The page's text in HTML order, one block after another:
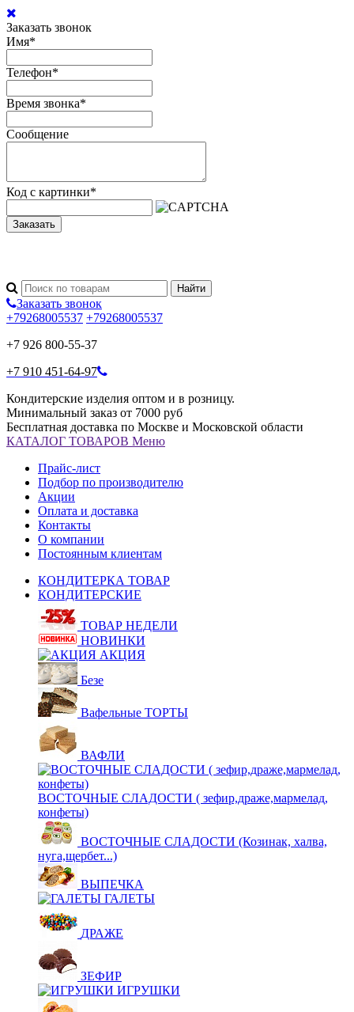
Заказать звонок
Имя*
Телефон*
Время звонка*
Сообщение
Код с картинки*
Заказать
Заказать звонок
+79268005537 +79268005537
+7 926 800-55-37
+7 910 451-64-97
Кондитерские изделия оптом и в розницу.
Минимальный заказ от 7000 руб
Бесплатная доставка по Москве и Московской области
КАТАЛОГ ТОВАРОВ Меню
Прайс-лист
Подбор по производителю
Акции
Оплата и доставка
Контакты
О компании
Постоянным клиентам
КОНДИТЕРКА ТОВАР
КОНДИТЕРСКИЕ
ТОВАР НЕДЕЛИ
НОВИНКИ
АКЦИЯ
Безе
Вафельные ТОРТЫ
ВАФЛИ
ВОСТОЧНЫЕ СЛАДОСТИ ( зефир,драже,мармелад,
конфеты)
ВОСТОЧНЫЕ СЛАДОСТИ (Козинак, халва,
нуга,щербет...)
ВЫПЕЧКА
ГАЛЕТЫ
ДРАЖЕ
ЗЕФИР
ИГРУШКИ